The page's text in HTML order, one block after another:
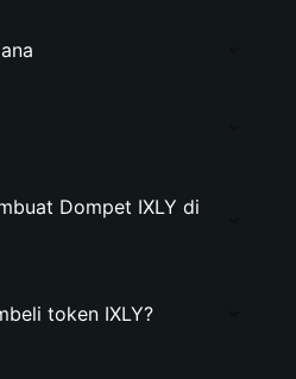
Dompet IXLY di
token IXLY?